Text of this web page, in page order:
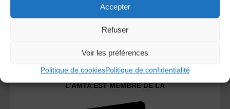
Accepter
Refuser
Voir les préférences
Politique de cookiesPolitique de confidentialité
Le distributeur des musiques Trad'
L’AMTA EST MEMBRE DE LA